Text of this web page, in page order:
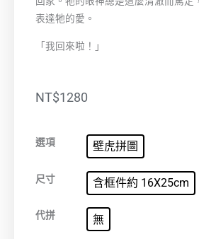
表達牠的愛。
「我回來啦！」
NT$1280
選項 壁虎拼圖
尺寸 含框件約 16X25cm
代拼 無
歡
回
數